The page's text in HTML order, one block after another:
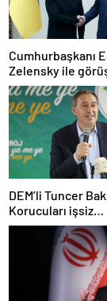
Cumhurbaşkanı
Zelensky ile
DEM’li Tuncer
Korucuları işsiz
bırakmayacağız